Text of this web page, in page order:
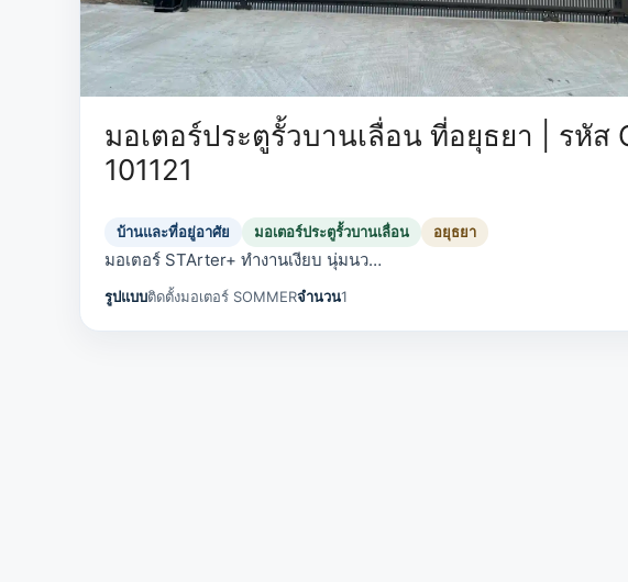
มอเตอร์ประตูรั้วบานเลื่อน ที่อยุธยา | รหัส
101121
บ้านและที่อยู่อาศัย มอเตอร์ประตูรั้วบานเลื่อน อยุธยา
มอเตอร์ STArter+ ทำงานเงียบ นุ่มนว…
รูปแบบติดตั้งมอเตอร์ SOMMERจำนวน1